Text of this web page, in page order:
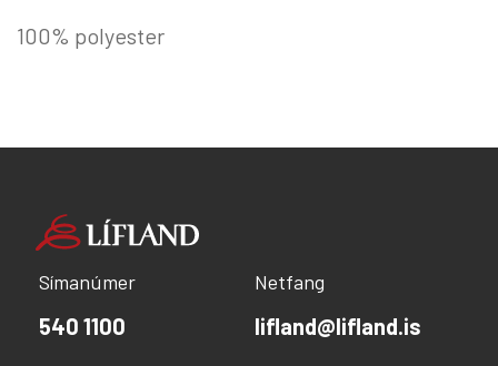
100% polyester
Símanúmer
540 1100
Netfang
lifland@lifland.is